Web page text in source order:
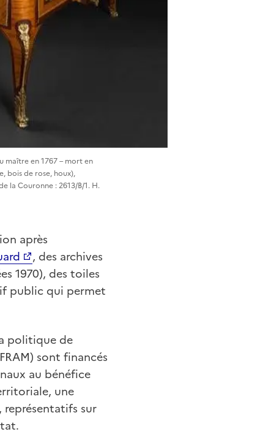
maître en 1767 – mort en
bois de rose, houx),
la Couronne : 2613/B/1. H.
après
, des archives
1970), des toiles
public qui permet
politique de
sont financés
au bénéfice
une
sur